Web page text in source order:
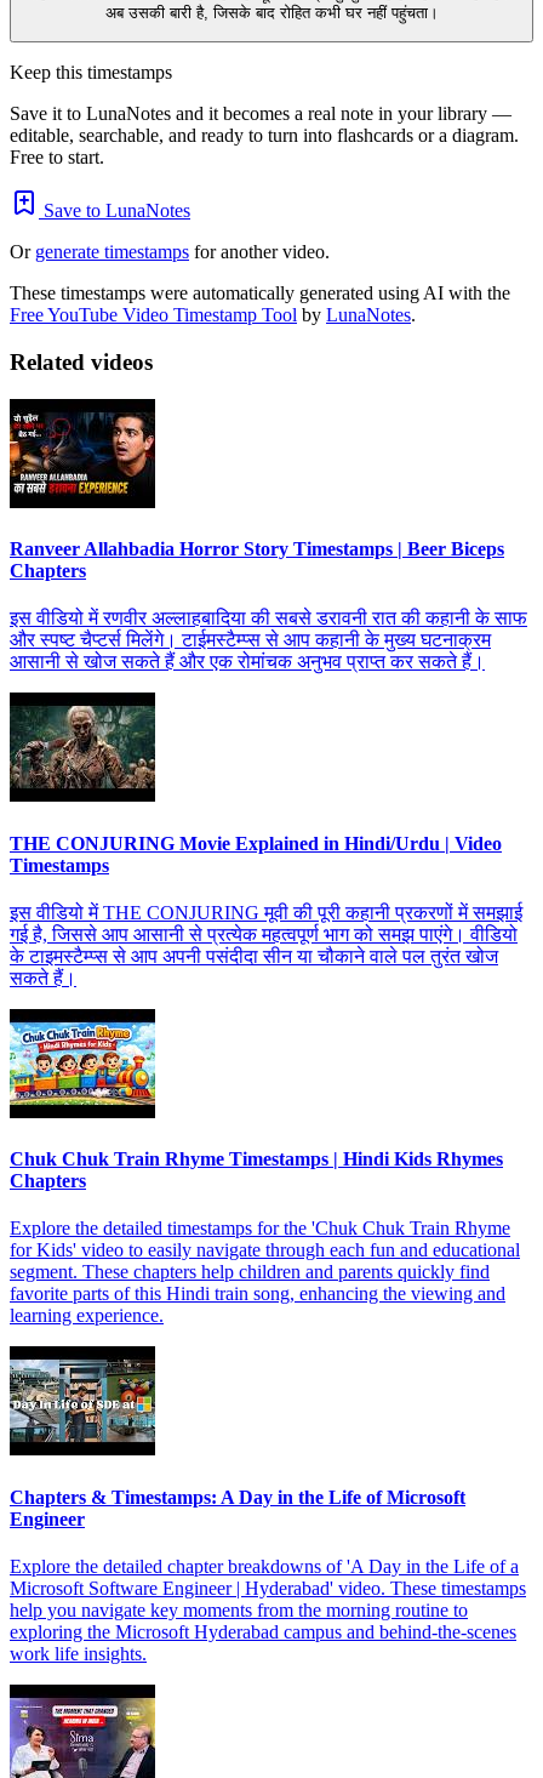
अब उसकी बारी है, जिसके बाद रोहित कभी घर नहीं पहुंचता।
Keep this timestamps
Save it to LunaNotes and it becomes a real note in your library —
editable, searchable, and ready to turn into flashcards or a diagram.
Free to start.
Save to LunaNotes
Or generate timestamps for another video.
These timestamps were automatically generated using AI with the
Free YouTube Video Timestamp Tool by LunaNotes.
Related videos
Ranveer Allahbadia Horror Story Timestamps | Beer Biceps
Chapters
इस वीडियो में रणवीर अल्लाहबादिया की सबसे डरावनी रात की कहानी के साफ
और स्पष्ट चैप्टर्स मिलेंगे। टाईमस्टैम्प्स से आप कहानी के मुख्य घटनाक्रम
आसानी से खोज सकते हैं और एक रोमांचक अनुभव प्राप्त कर सकते हैं।
THE CONJURING Movie Explained in Hindi/Urdu | Video
Timestamps
इस वीडियो में THE CONJURING मूवी की पूरी कहानी प्रकरणों में समझाई
गई है, जिससे आप आसानी से प्रत्येक महत्वपूर्ण भाग को समझ पाएंगे। वीडियो
के टाइमस्टैम्प्स से आप अपनी पसंदीदा सीन या चौकाने वाले पल तुरंत खोज
सकते हैं।
Chuk Chuk Train Rhyme Timestamps | Hindi Kids Rhymes
Chapters
Explore the detailed timestamps for the 'Chuk Chuk Train Rhyme
for Kids' video to easily navigate through each fun and educational
segment. These chapters help children and parents quickly find
favorite parts of this Hindi train song, enhancing the viewing and
learning experience.
Chapters & Timestamps: A Day in the Life of Microsoft
Engineer
Explore the detailed chapter breakdowns of 'A Day in the Life of a
Microsoft Software Engineer | Hyderabad' video. These timestamps
help you navigate key moments from the morning routine to
exploring the Microsoft Hyderabad campus and behind-the-scenes
work life insights.